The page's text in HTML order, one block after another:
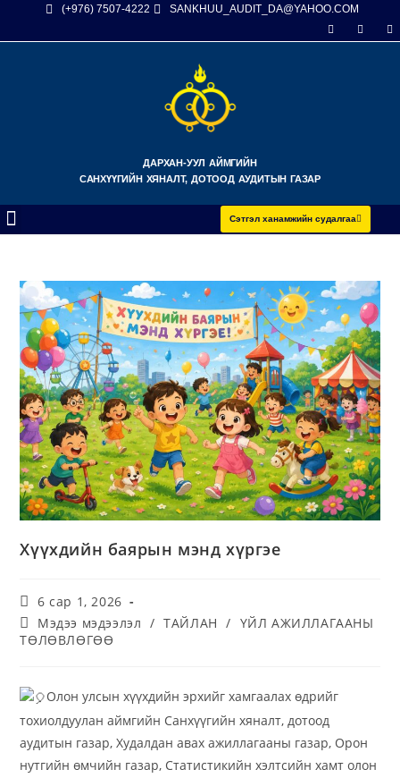
(+976) 7507-4222 SANKHUU_AUDIT_DA@YAHOO.COM
ДАРХАН-УУЛ АЙМГИЙН
САНХҮҮГИЙН ХЯНАЛТ, ДОТООД АУДИТЫН ГАЗАР
Сэтгэл ханамжийн судалгаа
Хүүхдийн баярын мэнд хүргэе
6 сар 1, 2026
Мэдээ мэдээлэл / ТАЙЛАН / ҮЙЛ АЖИЛЛАГААНЫ
ТӨЛӨВЛӨГӨӨ
Олон улсын хүүхдийн эрхийг хамгаалах өдрийг
тохиолдуулан аймгийн Санхүүгийн хяналт, дотоод
аудитын газар, Худалдан авах ажиллагааны газар, Орон
нутгийн өмчийн газар, Статистикийн хэлтсийн хамт олон